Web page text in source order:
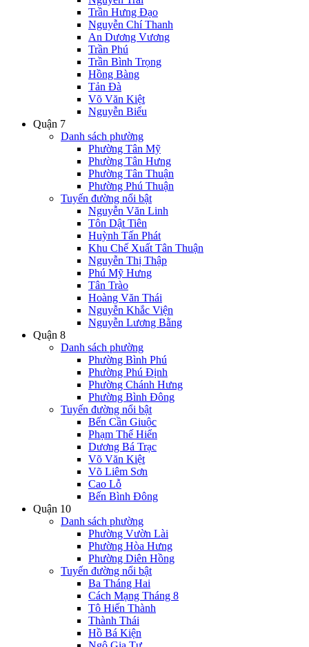
Trần Hưng Đạo
Nguyễn Chí Thanh
An Dương Vương
Trần Phú
Trần Bình Trọng
Hồng Bàng
Tản Đà
Võ Văn Kiệt
Nguyễn Biểu
Quận 7
Danh sách phường
Phường Tân Mỹ
Phường Tân Hưng
Phường Tân Thuận
Phường Phú Thuận
Tuyến đường nổi bật
Nguyễn Văn Linh
Tôn Dật Tiên
Huỳnh Tấn Phát
Khu Chế Xuất Tân Thuận
Nguyễn Thị Thập
Phú Mỹ Hưng
Tân Trào
Hoàng Văn Thái
Nguyễn Khắc Viện
Nguyễn Lương Bằng
Quận 8
Danh sách phường
Phường Bình Phú
Phường Phú Định
Phường Chánh Hưng
Phường Bình Đông
Tuyến đường nổi bật
Bến Cần Giuộc
Phạm Thế Hiển
Dương Bá Trạc
Võ Văn Kiệt
Võ Liêm Sơn
Cao Lỗ
Bến Bình Đông
Quận 10
Danh sách phường
Phường Vườn Lài
Phường Hòa Hưng
Phường Diên Hồng
Tuyến đường nổi bật
Ba Tháng Hai
Cách Mạng Tháng 8
Tô Hiến Thành
Thành Thái
Hồ Bá Kiện